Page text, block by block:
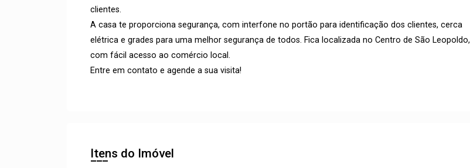
clientes.
A casa te proporciona segurança, com interfone no portão para identificação dos clientes, cerca
elétrica e grades para uma melhor segurança de todos. Fica localizada no Centro de São Leopoldo,
com fácil acesso ao comércio local.
Entre em contato e agende a sua visita!
Itens do Imóvel